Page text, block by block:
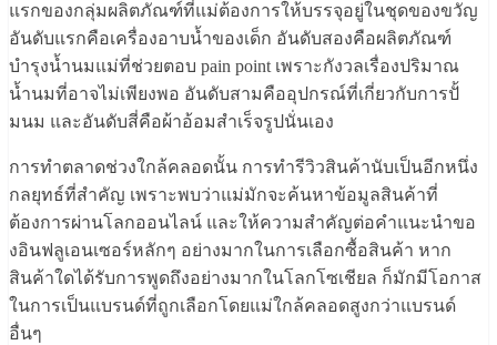
แรกของกลุ่มผลิตภัณฑ์ที่แม่ต้องการให้บรรจุอยู่ในชุดของขวัญ
อันดับแรกคือเครื่องอาบน้ำของเด็ก อันดับสองคือผลิตภัณฑ์
บำรุงน้ำนมแม่ที่ช่วยตอบ pain point เพราะกังวลเรื่องปริมาณ
น้ำนมที่อาจไม่เพียงพอ อันดับสามคืออุปกรณ์ที่เกี่ยวกับการปั้
มนม และอันดับสี่คือผ้าอ้อมสำเร็จรูปนั่นเอง
การทำตลาดช่วงใกล้คลอดนั้น การทำรีวิวสินค้านับเป็นอีกหนึ่ง
กลยุทธ์ที่สำคัญ เพราะพบว่าแม่มักจะค้นหาข้อมูลสินค้าที่
ต้องการผ่านโลกออนไลน์ และให้ความสำคัญต่อคำแนะนำขอ
งอินฟลูเอนเซอร์หลักๆ อย่างมากในการเลือกซื้อสินค้า หาก
สินค้าใดได้รับการพูดถึงอย่างมากในโลกโซเชียล ก็มักมีโอกาส
ในการเป็นแบรนด์ที่ถูกเลือกโดยแม่ใกล้คลอดสูงกว่าแบรนด์
อื่นๆ